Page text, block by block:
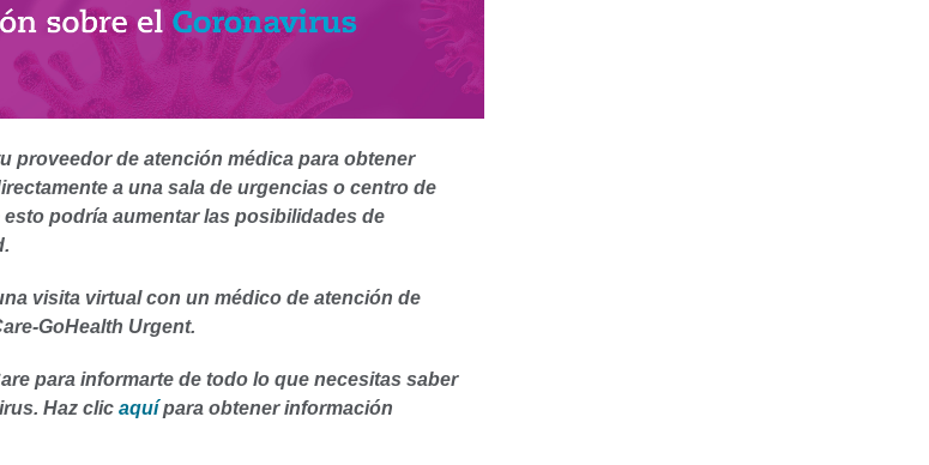
proveedor de atención médica para obtener
a una sala de urgencias o centro de
podría aumentar las posibilidades de
visita virtual con un médico de atención de
GoHealth Urgent.
para informarte de todo lo que necesitas saber
Haz clic aquípara obtener información